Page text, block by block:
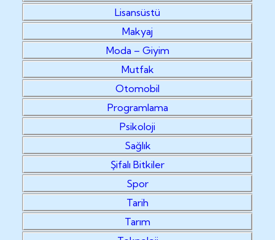
Lisansüstü
Makyaj
Moda – Giyim
Mutfak
Otomobil
Programlama
Psikoloji
Sağlık
Şifalı Bitkiler
Spor
Tarih
Tarım